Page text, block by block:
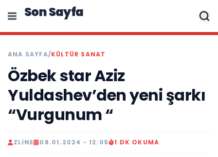
Son Sayfa
ANA SAYFA/KÜLTÜR SANAT
Özbek star Aziz
Yuldashev’den yeni şarkı
“Vurgunum “
ZLINE 08.01.2024 - 12:05 1 DK OKUMA